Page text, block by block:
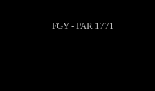
FGY - PAR 1771